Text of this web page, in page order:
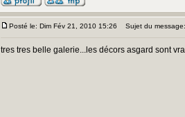
Posté le: Dim Fév 21, 2010 15:26 Sujet du message:
tres tres belle galerie...les décors asgard sont